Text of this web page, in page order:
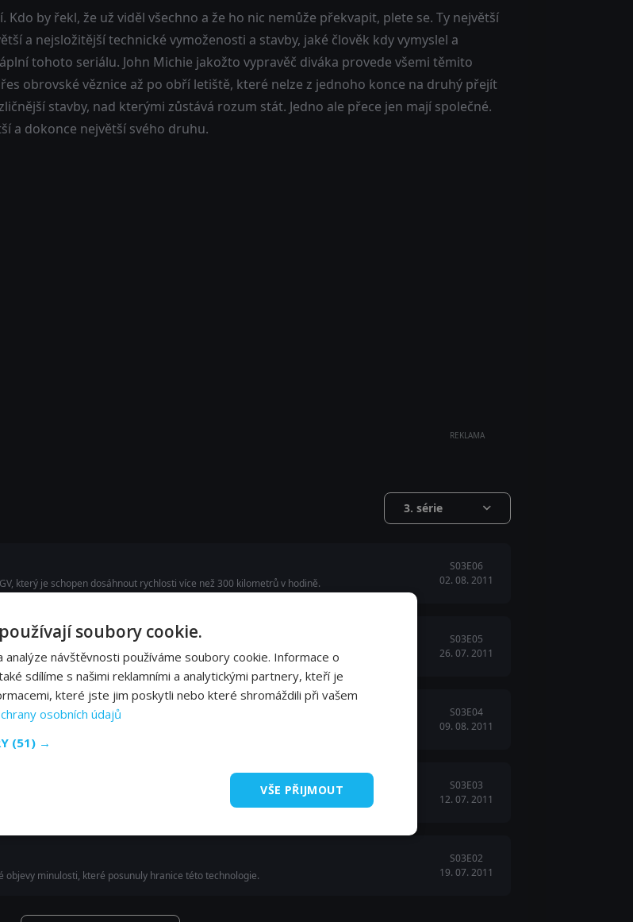
Kdo by řekl, že už viděl všechno a že ho nic nemůže překvapit, plete se. Ty největší
a nejsložitější technické vymoženosti a stavby, jaké člověk kdy vymyslel a
tohoto seriálu. John Michie jakožto vypravěč diváka provede všemi těmito
obrovské věznice až po obří letiště, které nelze z jednoho konce na druhý přejít
stavby, nad kterými zůstává rozum stát. Jedno ale přece jen mají společné.
a dokonce největší svého druhu.
REKLAMA
3. série
který je schopen dosáhnout rychlosti více než 300 kilometrů v hodině.
S03E06
02. 08. 2011
technické objevy a pokrok související s touto stavbou.
S03E05
26. 07. 2011
zařízení North Branch, známého svou maximální ostrahou a zabezpečením.
S03E04
09. 08. 2011
londýnské metro.
S03E03
12. 07. 2011
minulosti, které posunuly hranice této technologie.
S03E02
19. 07. 2011
soubory cookie.
analýze návštěvnosti používáme soubory cookie. Informace o
sdílíme s našimi reklamními a analytickými partnery, kteří je
které jste jim poskytli nebo které shromáždili při vašem
osobních údajů
(51) →
VŠE PŘIJMOUT